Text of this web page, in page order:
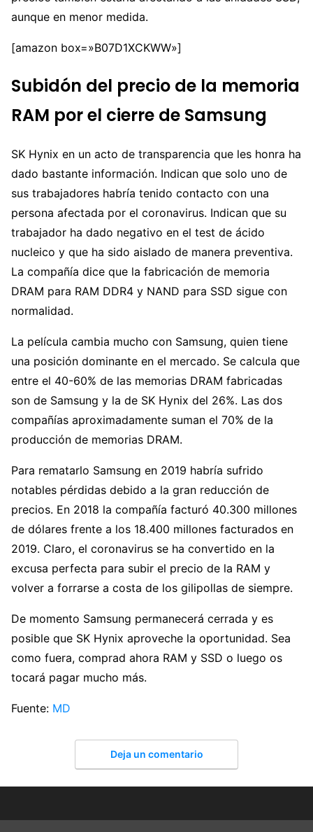
aunque en menor medida.
[amazon box=»B07D1XCKWW»]
Subidón del precio de la memoria
RAM por el cierre de Samsung
SK Hynix en un acto de transparencia que les honra ha
dado bastante información. Indican que solo uno de
sus trabajadores habría tenido contacto con una
persona afectada por el coronavirus. Indican que su
trabajador ha dado negativo en el test de ácido
nucleico y que ha sido aislado de manera preventiva.
La compañía dice que la fabricación de memoria
DRAM para RAM DDR4 y NAND para SSD sigue con
normalidad.
La película cambia mucho con Samsung, quien tiene
una posición dominante en el mercado. Se calcula que
entre el 40-60% de las memorias DRAM fabricadas
son de Samsung y la de SK Hynix del 26%. Las dos
compañías aproximadamente suman el 70% de la
producción de memorias DRAM.
Para rematarlo Samsung en 2019 habría sufrido
notables pérdidas debido a la gran reducción de
precios. En 2018 la compañía facturó 40.300 millones
de dólares frente a los 18.400 millones facturados en
2019. Claro, el coronavirus se ha convertido en la
excusa perfecta para subir el precio de la RAM y
volver a forrarse a costa de los gilipollas de siempre.
De momento Samsung permanecerá cerrada y es
posible que SK Hynix aproveche la oportunidad. Sea
como fuera, comprad ahora RAM y SSD o luego os
tocará pagar mucho más.
Fuente: MD
Deja un comentario